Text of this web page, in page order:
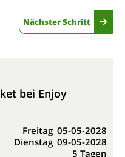
Nächster Schritt
bei Enjoy
Freitag 05-05-2028
Dienstag 09-05-2028
5 Tagen